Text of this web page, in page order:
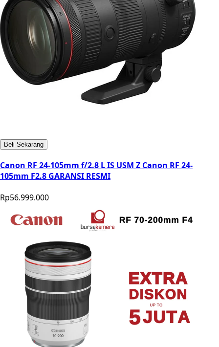
Beli Sekarang
Canon RF 24-105mm f/2.8 L IS USM Z Canon RF 24-
105mm F2.8 GARANSI RESMI
Rp56.999.000